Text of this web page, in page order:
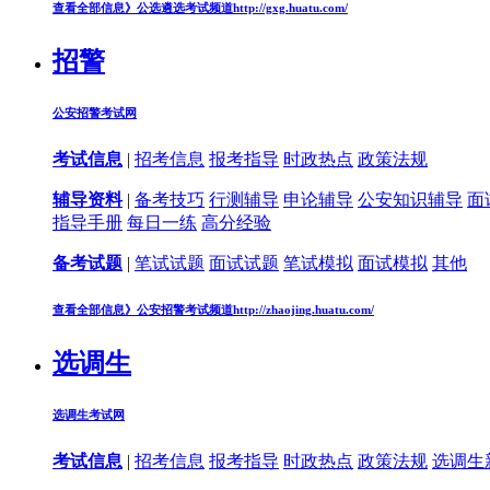
查看全部信息》 公选遴选考试频道http://gxg.huatu.com/
招警
公安招警考试网
考试信息 | 招考信息 报考指导 时政热点 政策法规
辅导资料| 备考技巧 行测辅导 申论辅导 公安知识辅导 面
指导手册 每日一练 高分经验
备考试题 | 笔试试题 面试试题 笔试模拟 面试模拟 其他
查看全部信息》 公安招警考试频道http://zhaojing.huatu.com/
选调生
选调生考试网
考试信息 | 招考信息 报考指导 时政热点 政策法规 选调生